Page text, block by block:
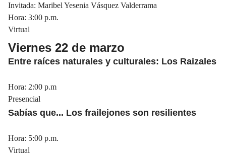
Invitada: Maribel Yesenia Vásquez Valderrama
Hora: 3:00 p.m.
Virtual
Viernes 22 de marzo
Entre raíces naturales y culturales: Los Raizales
Hora: 2:00 p.m
Presencial
Sabías que... Los frailejones son resilientes
Hora: 5:00 p.m.
Virtual